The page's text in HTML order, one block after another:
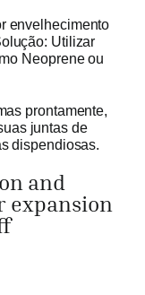
envelhecimento
Utilizar
Neoprene ou
prontamente,
juntas de
dispendiosas.